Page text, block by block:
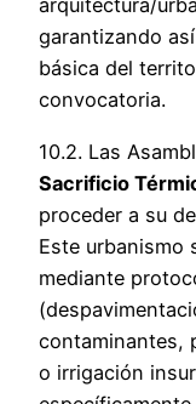
arquitectura/
garantizando
básica del
convocatoria.
10.2. Las
Sacrificio
proceder a su
Este urbanismo
mediante
contaminantes,
o irrigación